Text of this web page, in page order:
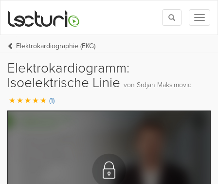
Toggle
search
Elektrokardiographie (EKG)
Elektrokardiogramm:
Isoelektrische Linie von Srdjan Maksimovic
(1)